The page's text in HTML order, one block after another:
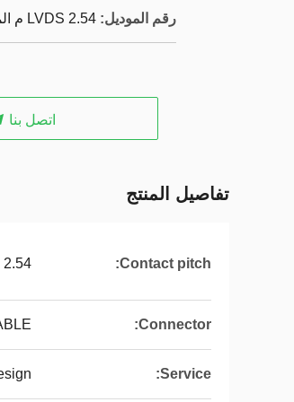
رقم الموديل: LVDS 2.54 م الملعب DF19.5
اتصل بنا
تفاصيل المنتج
Contact pitch:
2.54 mm pitch
Connector:
Service: